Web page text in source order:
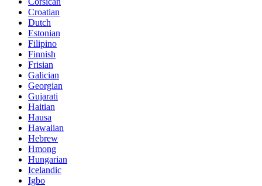
Croatian
Dutch
Estonian
Filipino
Finnish
Frisian
Galician
Georgian
Gujarati
Haitian
Hausa
Hawaiian
Hebrew
Hmong
Hungarian
Icelandic
Igbo